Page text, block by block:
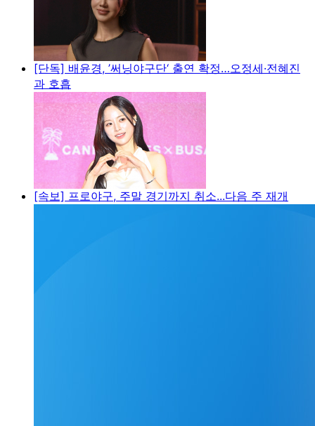
[단독] 배윤경, ’써닝야구단‘ 출연 확정…오정세·전혜진
과 호흡
[속보] 프로야구, 주말 경기까지 취소...다음 주 재개